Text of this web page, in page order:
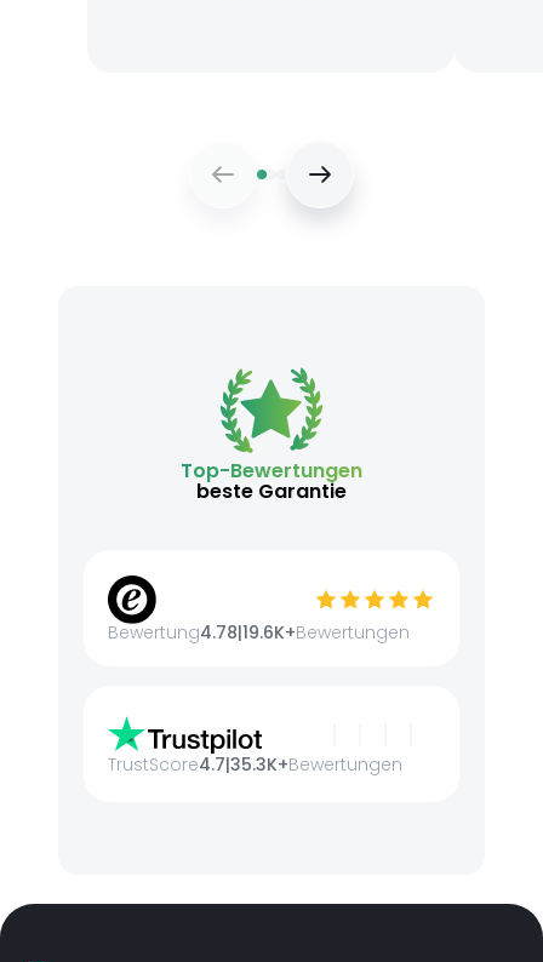
Top-Bewertungen
beste Garantie
Bewertung4.78|19.6K+Bewertungen
TrustScore4.7|35.3K+Bewertungen